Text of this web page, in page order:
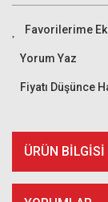
Yorum Yaz
Fiyatı Düşünce
ÜRÜN BILGISI